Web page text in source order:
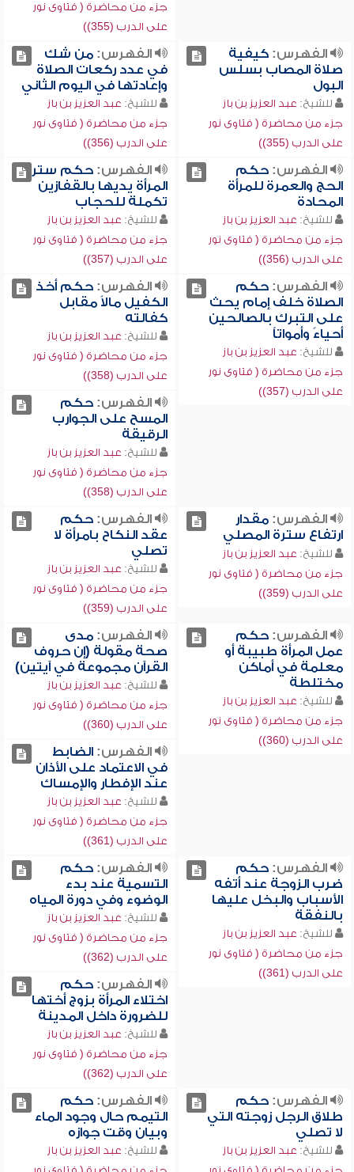
جزء من محاضرة ( فتاوى نور
على الدرب (355))
الفهرس:كيفية
صلاة المصاب بسلس
البول
للشيخ: عبد العزيز بن باز
جزء من محاضرة ( فتاوى نور
على الدرب (355))
الفهرس:من شك
في عدد ركعات الصلاة
وإعادتها في اليوم الثاني
للشيخ: عبد العزيز بن باز
جزء من محاضرة ( فتاوى نور
على الدرب (356))
الفهرس:حكم
الحج والعمرة للمرأة
المحادة
للشيخ: عبد العزيز بن باز
جزء من محاضرة ( فتاوى نور
على الدرب (356))
الفهرس:حكم ستر
المرأة يديها بالقفازين
تكملة للحجاب
للشيخ: عبد العزيز بن باز
جزء من محاضرة ( فتاوى نور
على الدرب (357))
الفهرس:حكم
الصلاة خلف إمام يحث
على التبرك بالصالحين
أحياءً وأمواتاً
للشيخ: عبد العزيز بن باز
جزء من محاضرة ( فتاوى نور
على الدرب (357))
الفهرس:حكم أخذ
الكفيل مالاً مقابل
كفالته
للشيخ: عبد العزيز بن باز
جزء من محاضرة ( فتاوى نور
على الدرب (358))
الفهرس:حكم
المسح على الجوارب
الرقيقة
للشيخ: عبد العزيز بن باز
جزء من محاضرة ( فتاوى نور
على الدرب (358))
الفهرس:مقدار
ارتفاع سترة المصلي
للشيخ: عبد العزيز بن باز
جزء من محاضرة ( فتاوى نور
على الدرب (359))
الفهرس:حكم
عقد النكاح بامرأة لا
تصلي
للشيخ: عبد العزيز بن باز
جزء من محاضرة ( فتاوى نور
على الدرب (359))
الفهرس:حكم
عمل المرأة طبيبة أو
معلمة في أماكن
مختلطة
للشيخ: عبد العزيز بن باز
جزء من محاضرة ( فتاوى نور
على الدرب (360))
الفهرس:مدى
صحة مقولة (إن حروف
القرآن مجموعة في آيتين)
للشيخ: عبد العزيز بن باز
جزء من محاضرة ( فتاوى نور
على الدرب (360))
الفهرس:الضابط
في الاعتماد على الأذان
عند الإفطار والإمساك
للشيخ: عبد العزيز بن باز
جزء من محاضرة ( فتاوى نور
على الدرب (361))
الفهرس:حكم
ضرب الزوجة عند أتفه
الأسباب والبخل عليها
بالنفقة
للشيخ: عبد العزيز بن باز
جزء من محاضرة ( فتاوى نور
على الدرب (361))
الفهرس:حكم
التسمية عند بدء
الوضوء وفي دورة المياه
للشيخ: عبد العزيز بن باز
جزء من محاضرة ( فتاوى نور
على الدرب (362))
الفهرس:حكم
اختلاء المرأة بزوج أختها
للضرورة داخل المدينة
للشيخ: عبد العزيز بن باز
جزء من محاضرة ( فتاوى نور
على الدرب (362))
الفهرس:حكم
طلاق الرجل زوجته التي
لا تصلي
للشيخ: عبد العزيز بن باز
الفهرس:حكم
التيمم حال وجود الماء
وبيان وقت جوازه
للشيخ: عبد العزيز بن باز